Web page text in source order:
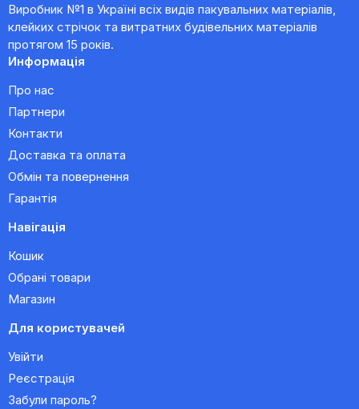
Виробник №1 в Україні всіх видів пакувальних матеріалів,
клейких стрічок та витратних будівельних матеріалів
протягом 15 років.
Информація
Про нас
Партнери
Контакти
Доставка та оплата
Обмін та повернення
Гарантія
Навігація
Кошик
Обрані товари
Магазин
Для користувачей
Увійти
Реєстрація
Забули пароль?